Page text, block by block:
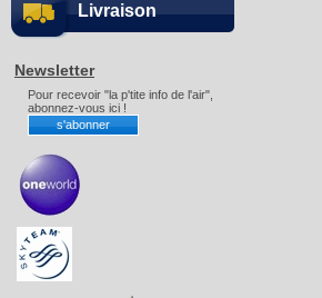
Livraison
Newsletter
Pour recevoir "la p'tite info de l'air",
abonnez-vous ici !